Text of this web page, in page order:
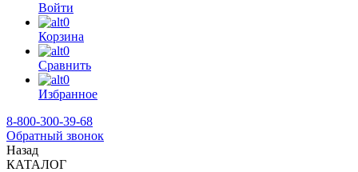
Войти
0
Корзина
0
Сравнить
0
Избранное
8-800-300-39-68
Обратный звонок
Назад
КАТАЛОГ